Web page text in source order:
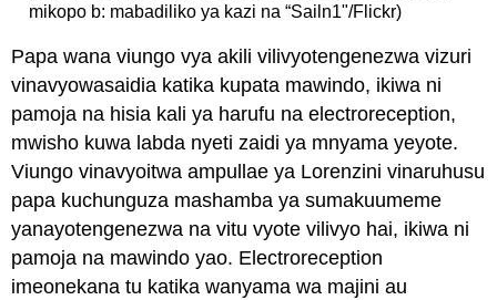
mikopo b: mabadiliko ya kazi na “Sailn1"/Flickr)
Papa wana viungo vya akili vilivyotengenezwa vizuri
vinavyowasaidia katika kupata mawindo, ikiwa ni
pamoja na hisia kali ya harufu na electroreception,
mwisho kuwa labda nyeti zaidi ya mnyama yeyote.
Viungo vinavyoitwa ampullae ya Lorenzini vinaruhusu
papa kuchunguza mashamba ya sumakuumeme
yanayotengenezwa na vitu vyote vilivyo hai, ikiwa ni
pamoja na mawindo yao. Electroreception
imeonekana tu katika wanyama wa majini au